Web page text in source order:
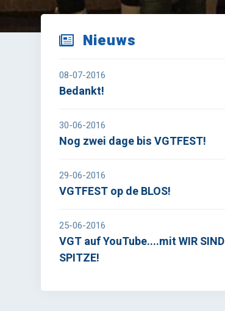
Nieuws
08-07-2016
Bedankt!
30-06-2016
Nog zwei dage bis VGTFEST!
29-06-2016
VGTFEST op de BLOS!
25-06-2016
VGT auf YouTube....mit WIR SIND
SPITZE!